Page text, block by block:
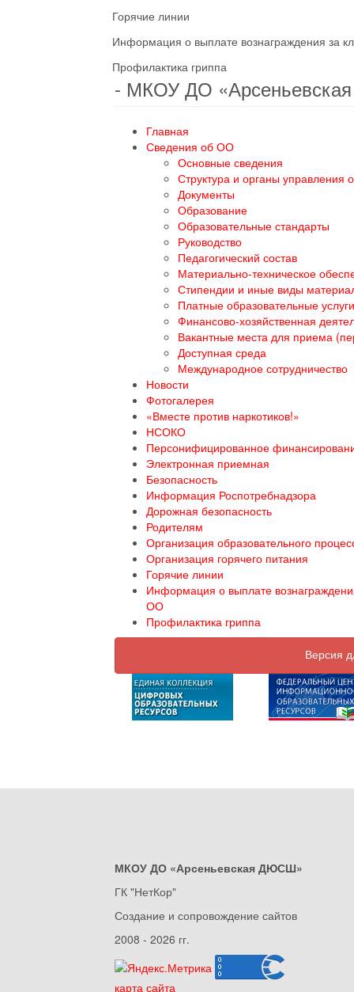
Горячие линии
Информация о выплате вознаграждения за
Профилактика гриппа
- МКОУ ДО
Главная
Сведения об ОО
Основные сведения
Структура и органы управления
Документы
Образование
Образовательные стандарты
Руководство
Педагогический состав
Материально-техническое
Стипендии и иные виды
Платные образовательные услуги
Финансово-хозяйственная
Вакантные места для приема
Доступная среда
Международное сотрудничество
Новости
Фотогалерея
«Вместе против наркотиков!»
НСОКО
Персонифицированное
Электронная приемная
Безопасность
Информация Роспотребнадзора
Дорожная безопасность
Родителям
Организация образовательного
Организация горячего питания
Горячие линии
Информация о выплате
ОО
Профилактика гриппа
Версия
МКОУ ДО «Арсеньевская ДЮСШ»
ГК "НетКор"
Создание и сопровождение сайтов
2008 - 2026 гг.
карта сайта